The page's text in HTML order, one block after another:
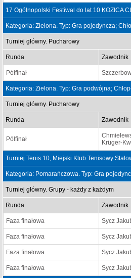
17 Ogólnopolski Festiwal do lat 10 KOZICA
Kategoria: Zielona. Typ: Gra pojedyncza;
Turniej główny. Pucharowy
Runda Zawodnik
Półfinał
Kategoria: Zielona. Typ: Gra podwójna;
Turniej główny. Pucharowy
Runda Zawodnik
Półfinał
Krüger-
Turniej Tenis 10, Miejski Klub Tenisowy
Kategoria: Pomarańczowa. Typ: Gra
Turniej główny. Grupy - każdy z każdym
Runda Zawodnik
Faza finałowa Sycz
Faza finałowa Sycz
Faza finałowa Sycz
Faza finałowa Sycz